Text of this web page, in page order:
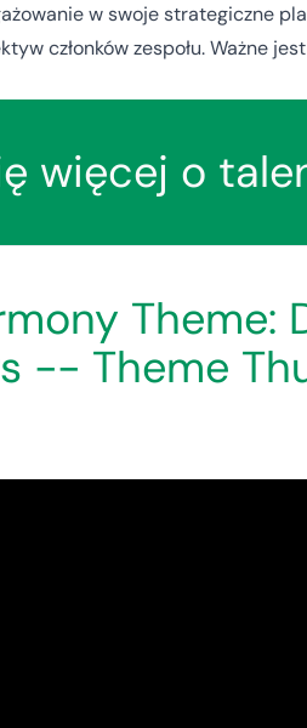
w swoje strategiczne
członków zespołu. Ważne
więcej o
Theme:
-- Theme